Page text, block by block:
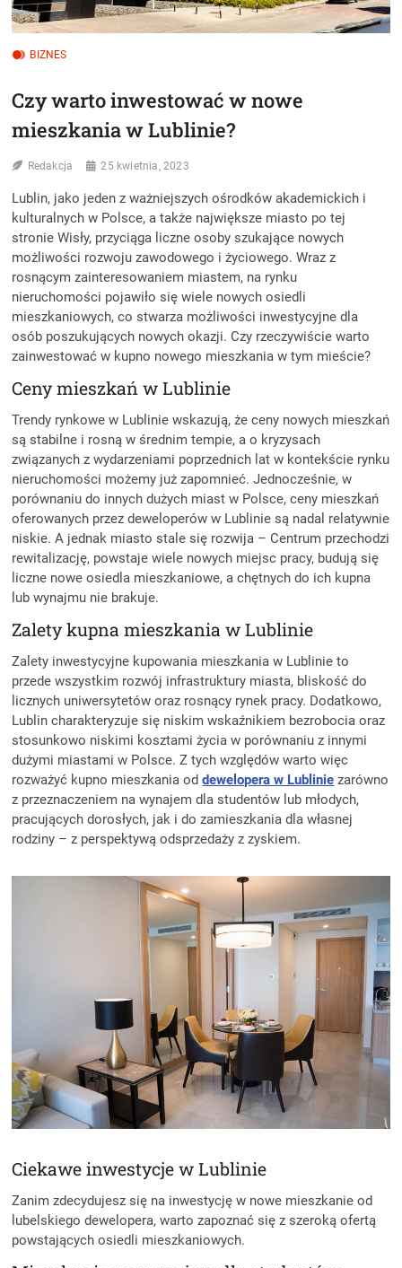
BIZNES
Czy warto inwestować w nowe
mieszkania w Lublinie?
Redakcja 25 kwietnia, 2023
Lublin, jako jeden z ważniejszych ośrodków akademickich i
kulturalnych w Polsce, a także największe miasto po tej
stronie Wisły, przyciąga liczne osoby szukające nowych
możliwości rozwoju zawodowego i życiowego. Wraz z
rosnącym zainteresowaniem miastem, na rynku
nieruchomości pojawiło się wiele nowych osiedli
mieszkaniowych, co stwarza możliwości inwestycyjne dla
osób poszukujących nowych okazji. Czy rzeczywiście warto
zainwestować w kupno nowego mieszkania w tym mieście?
Ceny mieszkań w Lublinie
Trendy rynkowe w Lublinie wskazują, że ceny nowych mieszkań
są stabilne i rosną w średnim tempie, a o kryzysach
związanych z wydarzeniami poprzednich lat w kontekście rynku
nieruchomości możemy już zapomnieć. Jednocześnie, w
porównaniu do innych dużych miast w Polsce, ceny mieszkań
oferowanych przez deweloperów w Lublinie są nadal relatywnie
niskie. A jednak miasto stale się rozwija – Centrum przechodzi
rewitalizację, powstaje wiele nowych miejsc pracy, budują się
liczne nowe osiedla mieszkaniowe, a chętnych do ich kupna
lub wynajmu nie brakuje.
Zalety kupna mieszkania w Lublinie
Zalety inwestycyjne kupowania mieszkania w Lublinie to
przede wszystkim rozwój infrastruktury miasta, bliskość do
licznych uniwersytetów oraz rosnący rynek pracy. Dodatkowo,
Lublin charakteryzuje się niskim wskaźnikiem bezrobocia oraz
stosunkowo niskimi kosztami życia w porównaniu z innymi
dużymi miastami w Polsce. Z tych względów warto więc
rozważyć kupno mieszkania oddewelopera w Lublinie zarówno
z przeznaczeniem na wynajem dla studentów lub młodych,
pracujących dorosłych, jak i do zamieszkania dla własnej
rodziny – z perspektywą odsprzedaży z zyskiem.
Ciekawe inwestycje w Lublinie
Zanim zdecydujesz się na inwestycję w nowe mieszkanie od
lubelskiego dewelopera, warto zapoznać się z szeroką ofertą
powstających osiedli mieszkaniowych.